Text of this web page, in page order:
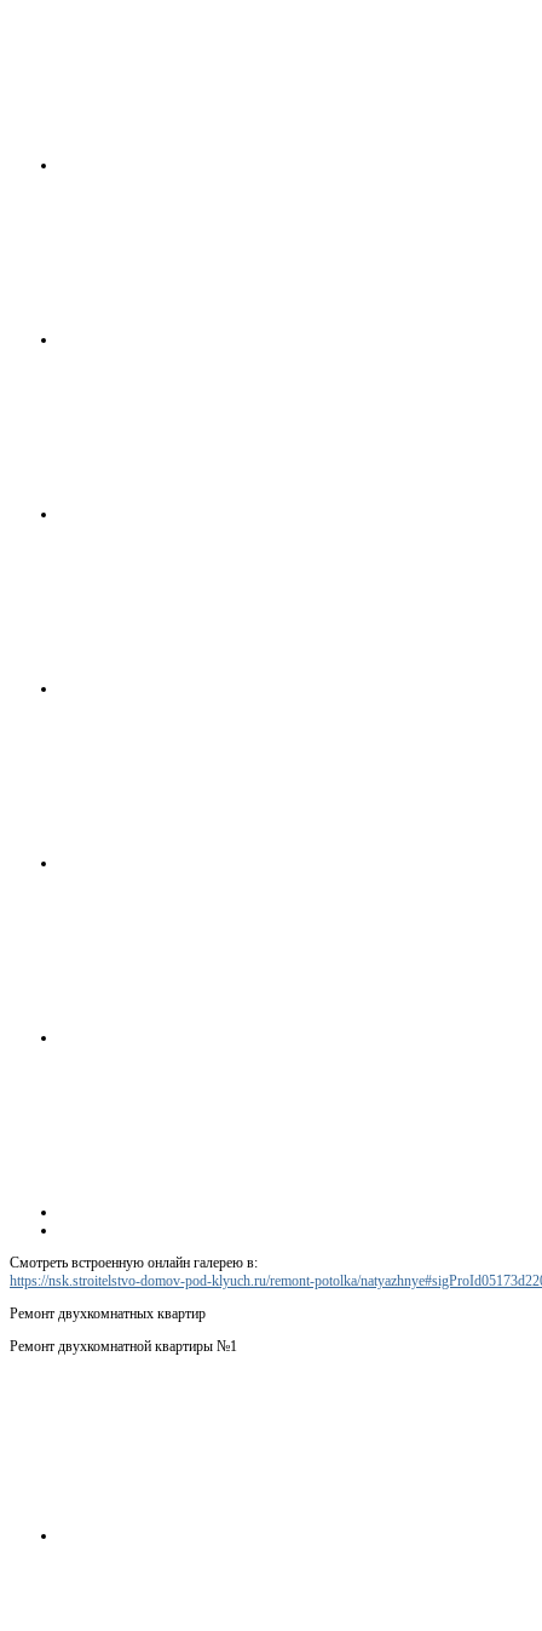
Смотреть встроенную онлайн галерею в:
https://nsk.stroitelstvo-domov-pod-klyuch.ru/remont-potolka/
Ремонт двухкомнатных квартир
Ремонт двухкомнатной квартиры №1